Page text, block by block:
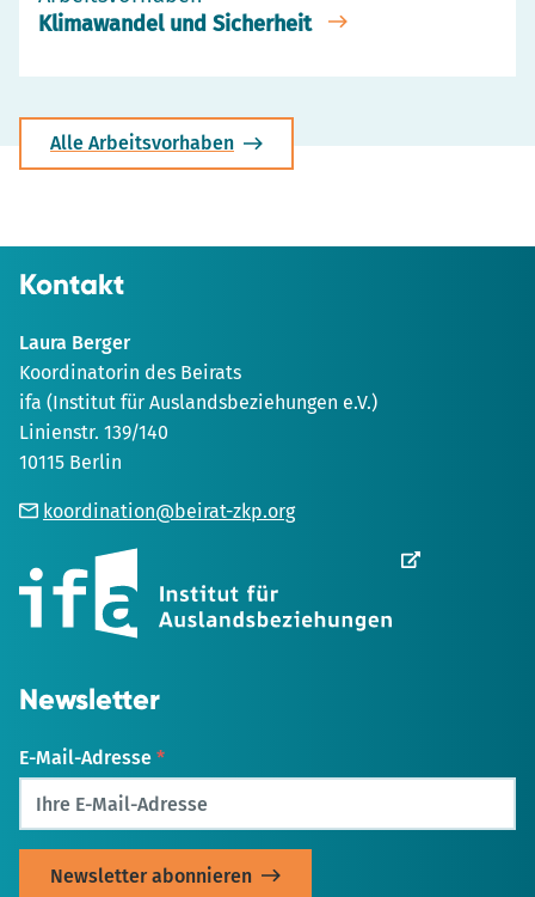
Klimawandel und Sicherheit
Alle Arbeitsvorhaben
Kontakt
Laura Berger
Koordinatorin des Beirats
ifa (Institut für Auslandsbeziehungen e.V.)
Linienstr. 139/140
10115 Berlin
koordination@beirat-zkp.org
in
einem
neuen
geöffnet
Newsletter
E-Mail-Adresse *